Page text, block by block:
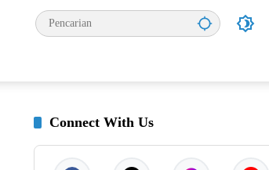
Connect With Us